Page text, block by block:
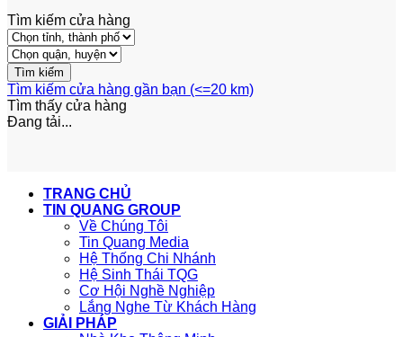
Tìm kiếm cửa hàng
Tìm kiếm cửa hàng gần bạn (<=20 km)
Tìm thấy cửa hàng
Đang tải...
TRANG CHỦ
TIN QUANG GROUP
Về Chúng Tôi
Tin Quang Media
Hệ Thống Chi Nhánh
Hệ Sinh Thái TQG
Cơ Hội Nghề Nghiệp
Lắng Nghe Từ Khách Hàng
GIẢI PHÁP